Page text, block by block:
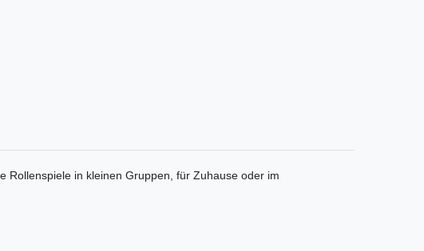
Rollenspiele in kleinen Gruppen, für Zuhause oder im